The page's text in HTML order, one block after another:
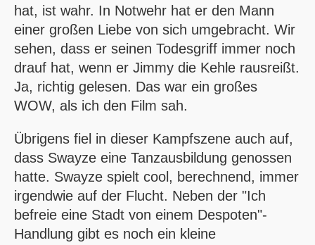
hat, ist wahr. In Notwehr hat er den Mann
einer großen Liebe von sich umgebracht. Wir
sehen, dass er seinen Todesgriff immer noch
drauf hat, wenn er Jimmy die Kehle rausreißt.
Ja, richtig gelesen. Das war ein großes
WOW, als ich den Film sah.
Übrigens fiel in dieser Kampfszene auch auf,
dass Swayze eine Tanzausbildung genossen
hatte. Swayze spielt cool, berechnend, immer
irgendwie auf der Flucht. Neben der "Ich
befreie eine Stadt von einem Despoten"-
Handlung gibt es noch ein kleine